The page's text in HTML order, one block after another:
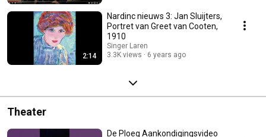
2:14
Nardinc nieuws 3: Jan Sluijters,
Portret van Greet van Cooten,
1910
Singer Laren
3.3K views
6 years ago
Theater
De Ploeg Aankondigingsvideo